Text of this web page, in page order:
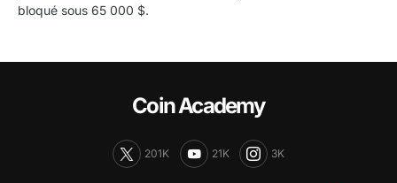
bloqué sous 65 000 $.
Coin Academy
201K 21K 3K